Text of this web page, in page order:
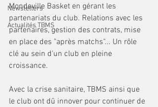
Newsletters
Actualités TBMS
Mondeville Basket en gérant les
partenariats du club. Relations avec les
partenaires, gestion des contrats, mise
en place des "après matchs"... Un rôle
clé au sein d'un club en pleine
croissance.
Avec la crise sanitaire, TBMS ainsi que
le club ont dû innover pour continuer de